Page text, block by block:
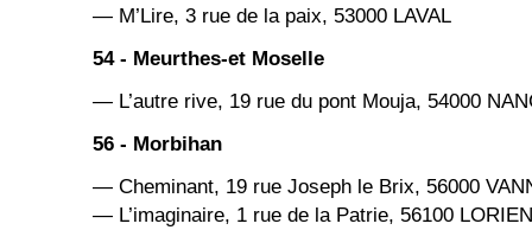
— M’Lire, 3 rue de la paix, 53000 LAVAL
54 - Meurthes-et Moselle
— L’autre rive, 19 rue du pont Mouja, 54000
56 - Morbihan
— Cheminant, 19 rue Joseph le Brix, 56000
— L’imaginaire, 1 rue de la Patrie, 56100